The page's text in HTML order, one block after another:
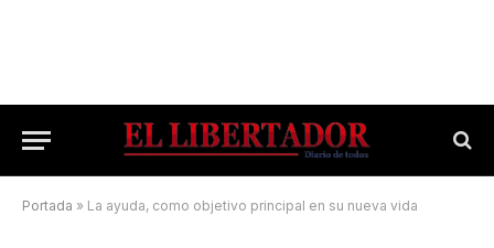
Portada » La ayuda, como objetivo principal en su nueva vida